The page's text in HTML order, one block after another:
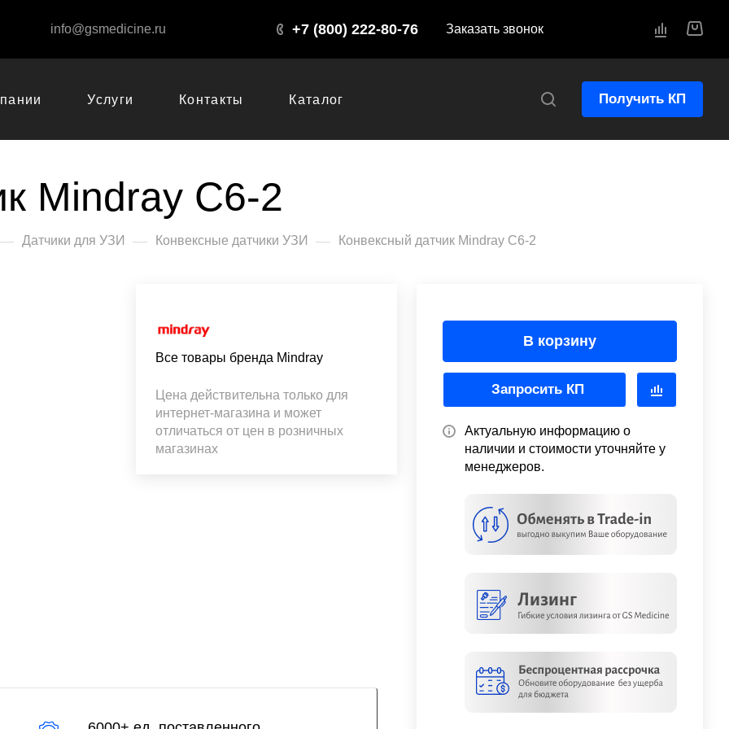
info@gsmedicine.ru +7 (800) 222-80-76 Заказать звонок
Услуги Контакты Каталог Получить КП
Mindray C6-2
— Датчики для УЗИ — Конвексные датчики УЗИ — Конвексный датчик Mindray C6-2
В корзину
Запросить КП
Актуальную информацию о
наличии и стоимости уточняйте у
менеджеров.
Все товары бренда Mindray
Цена действительна только для
интернет-магазина и может
отличаться от цен в розничных
магазинах